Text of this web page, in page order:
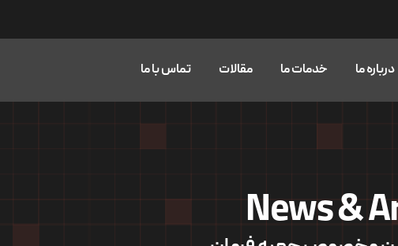
درباره ما خدمات ما مقالات تماس با ما
News &